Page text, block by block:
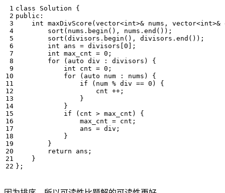
class Solution
{
public :
int maxDivScore (vector<int>& nums , vector<int>&
sort ( nums . begin (), nums . end ());
sort (divisors . begin (), divisors . end ());
int
ans = divisors [0 ];
int max_cnt = 0 ;
for
( auto div : divisors )
{
int
cnt = 0 ;
for
( auto num : nums )
{
if
( num % div == 0 )
{
cnt ++ ;
}
}
if
( cnt > max_cnt )
{
max_cnt = cnt ;
ans = div ;
}
}
return
ans ;
}
};